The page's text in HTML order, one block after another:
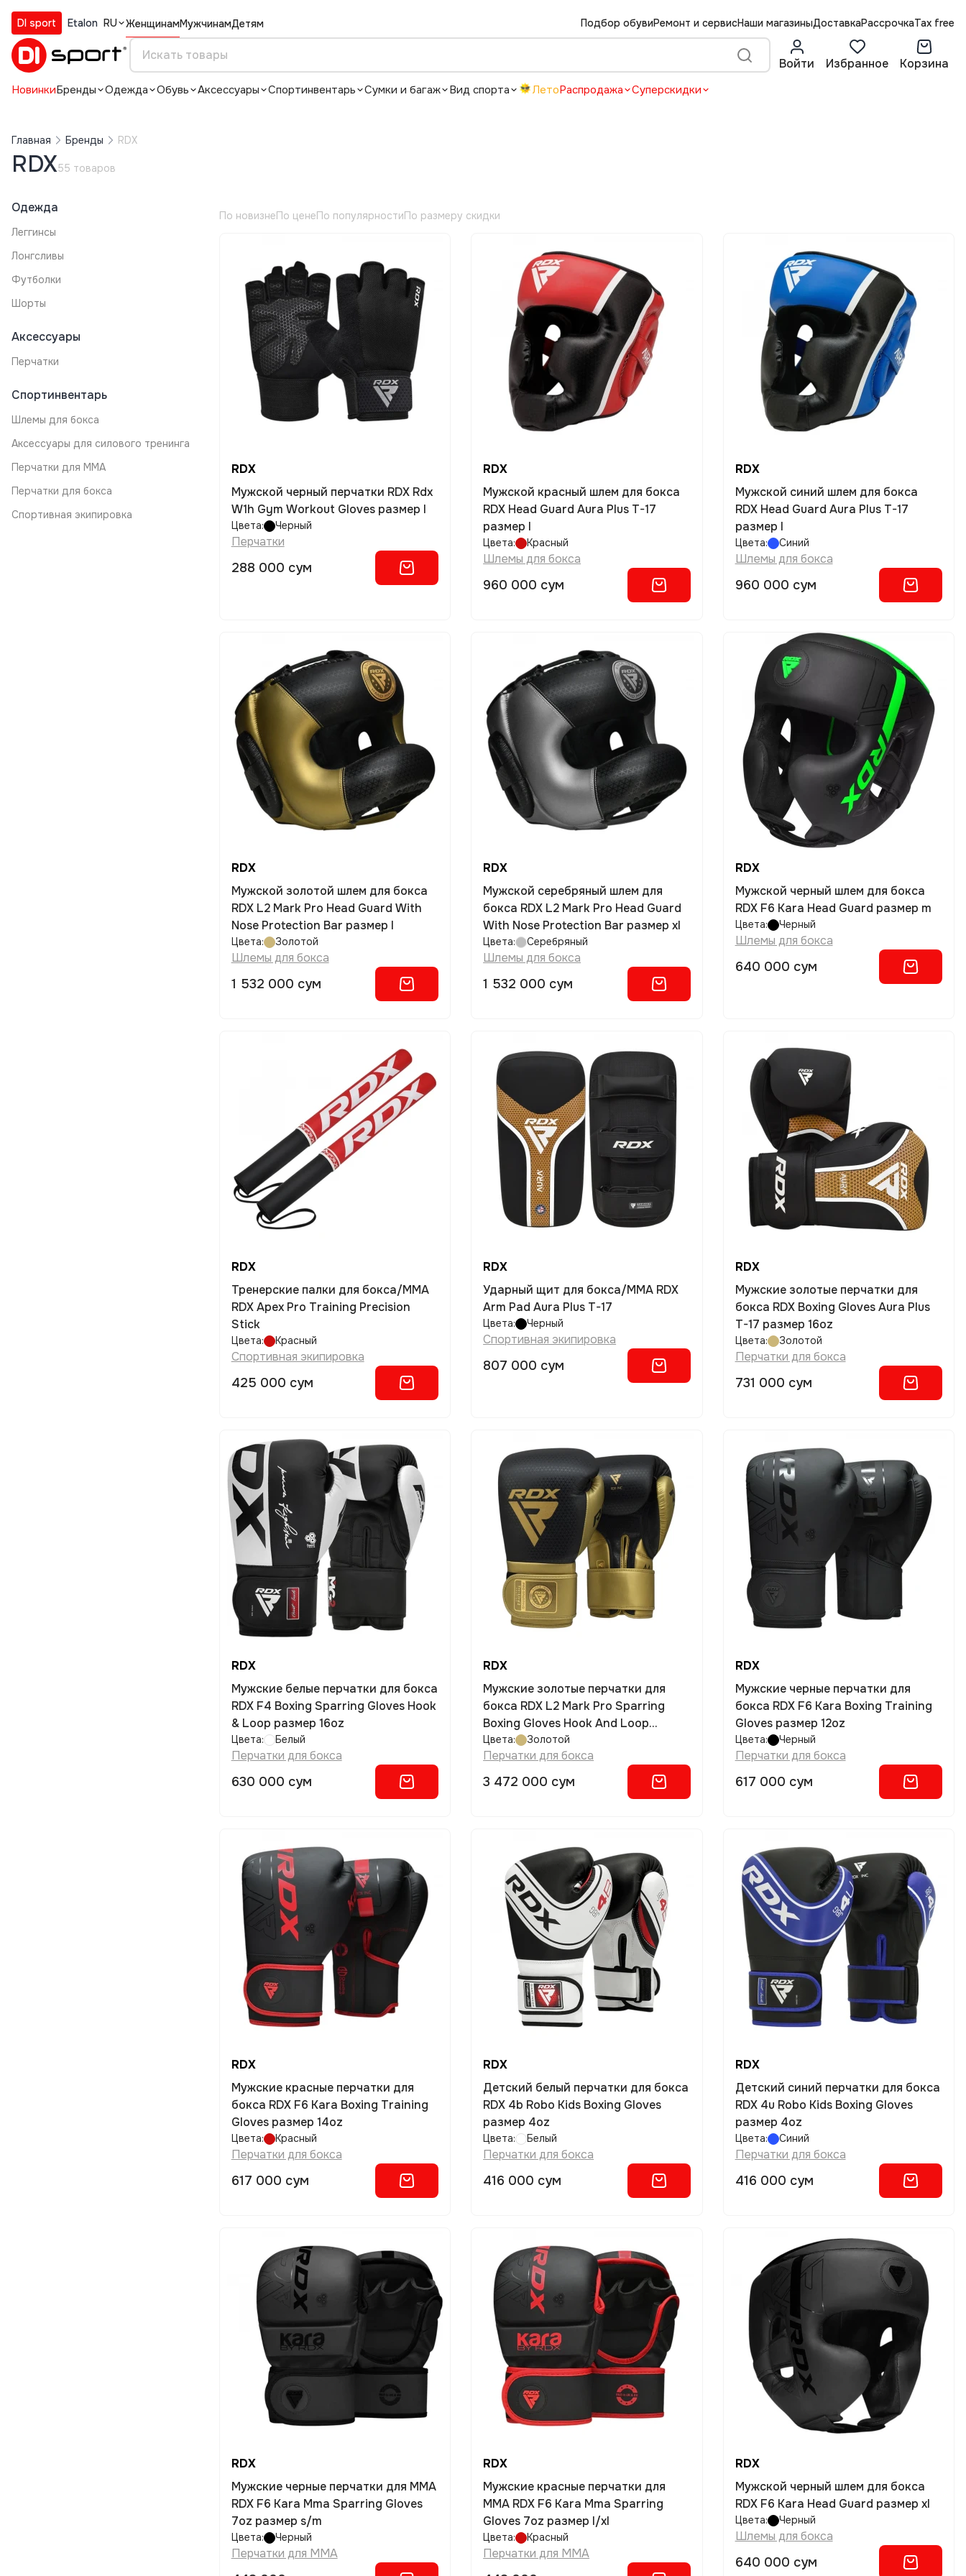
DI sport Etalon RU ЖенщинамМужчинамДетям Подбор обувиРемонт и сервисНаши магазиныДоставкаРассрочкаTax free
Войти Избранное Корзина
НовинкиБренды Одежда Обувь Аксессуары Спортинвентарь Сумки и багаж Вид спорта ЛетоРаспродажа Суперскидки
Главная Бренды RDX
RDX55 товаров
Одежда
Леггинсы
Лонгсливы
Футболки
Шорты
Аксессуары
Перчатки
Спортинвентарь
Шлемы для бокса
Аксессуары для силового тренинга
Перчатки для MMA
Перчатки для бокса
Спортивная экипировка
По новизнеПо ценеПо популярностиПо размеру скидки
RDX
Мужской черный перчатки RDX Rdx
W1h Gym Workout Gloves размер l
Цвета: Черный
Перчатки
288 000 сум
RDX
Мужской красный шлем для бокса
RDX Head Guard Aura Plus T-17
размер l
Цвета: Красный
Шлемы для бокса
960 000 сум
RDX
Мужской синий шлем для бокса
RDX Head Guard Aura Plus T-17
размер l
Цвета: Синий
Шлемы для бокса
960 000 сум
RDX
Мужской золотой шлем для бокса
RDX L2 Mark Pro Head Guard With
Nose Protection Bar размер l
Цвета: Золотой
Шлемы для бокса
1 532 000 сум
RDX
Мужской серебряный шлем для
бокса RDX L2 Mark Pro Head Guard
With Nose Protection Bar размер xl
Цвета: Серебряный
Шлемы для бокса
1 532 000 сум
RDX
Мужской черный шлем для бокса
RDX F6 Kara Head Guard размер m
Цвета: Черный
Шлемы для бокса
640 000 сум
RDX
Тренерские палки для бокса/MMA
RDX Apex Pro Training Precision
Stick
Цвета: Красный
Спортивная экипировка
425 000 сум
RDX
Ударный щит для бокса/MMA RDX
Arm Pad Aura Plus T-17
Цвета: Черный
Спортивная экипировка
807 000 сум
RDX
Мужские золотые перчатки для
бокса RDX Boxing Gloves Aura Plus
T-17 размер 16oz
Цвета: Золотой
Перчатки для бокса
731 000 сум
RDX
Мужские белые перчатки для бокса
RDX F4 Boxing Sparring Gloves Hook
& Loop размер 16oz
Цвета: Белый
Перчатки для бокса
630 000 сум
RDX
Мужские золотые перчатки для
бокса RDX L2 Mark Pro Sparring
Boxing Gloves Hook And Loop
размер 10oz
Цвета: Золотой
Перчатки для бокса
3 472 000 сум
RDX
Мужские черные перчатки для
бокса RDX F6 Kara Boxing Training
Gloves размер 12oz
Цвета: Черный
Перчатки для бокса
617 000 сум
RDX
Мужские красные перчатки для
бокса RDX F6 Kara Boxing Training
Gloves размер 14oz
Цвета: Красный
Перчатки для бокса
617 000 сум
RDX
Детский белый перчатки для бокса
RDX 4b Robo Kids Boxing Gloves
размер 4oz
Цвета: Белый
Перчатки для бокса
416 000 сум
RDX
Детский синий перчатки для бокса
RDX 4u Robo Kids Boxing Gloves
размер 4oz
Цвета: Синий
Перчатки для бокса
416 000 сум
RDX
Мужские черные перчатки для MMA
RDX F6 Kara Mma Sparring Gloves
7oz размер s/m
Цвета: Черный
Перчатки для MMA
RDX
Мужские красные перчатки для
MMA RDX F6 Kara Mma Sparring
Gloves 7oz размер l/xl
Цвета: Красный
Перчатки для MMA
RDX
Мужской черный шлем для бокса
RDX F6 Kara Head Guard размер xl
Цвета: Черный
Шлемы для бокса
640 000 сум